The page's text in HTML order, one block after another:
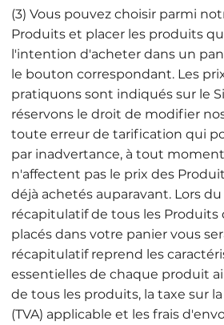
(3) Vous pouvez choisir parmi
Produits et placer les produits
l'intention d'acheter dans un
le bouton correspondant. Les
pratiquons sont indiqués sur le
réservons le droit de modifier
toute erreur de tarification qui
par inadvertance, à tout
n'affectent pas le prix des
déjà achetés auparavant. Lors
récapitulatif de tous les Produits
placés dans votre panier vous
récapitulatif reprend les
essentielles de chaque produit
de tous les produits, la taxe sur
(TVA) applicable et les frais